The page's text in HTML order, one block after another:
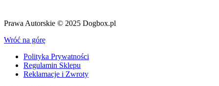
Prawa Autorskie © 2025 Dogbox.pl
Wróć na górę
Polityka Prywatności
Regulamin Sklepu
Reklamacje i Zwroty